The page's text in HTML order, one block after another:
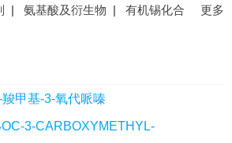
更多
| 氨基酸及衍生物 | 有机锡化合
间体
体 | 抗炎药物中间体
中间体|
甲基-3-氧代哌嗪
3-CARBOXYMETHYL-